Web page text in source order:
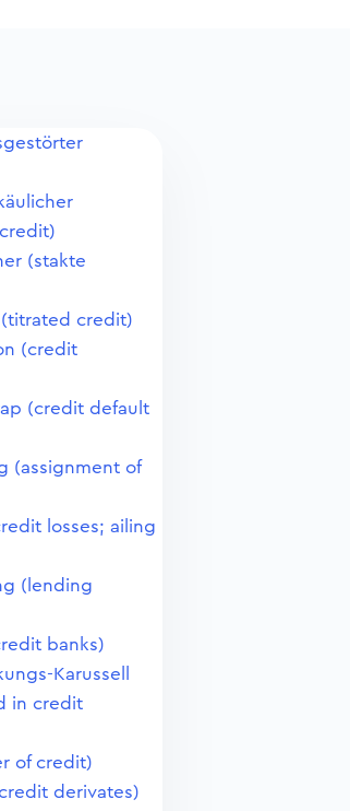
(stakte
credit)
(credit
(credit default
(assignment of
losses; ailing
(lending
banks)
Karussell
in credit
of credit)
derivates)